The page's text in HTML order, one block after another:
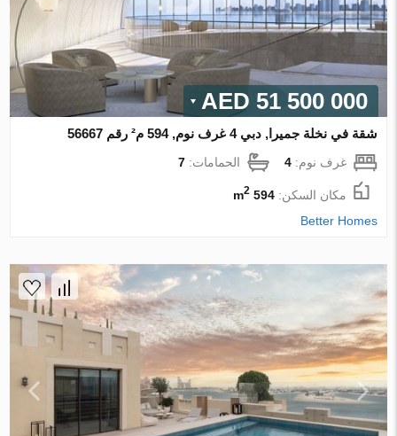
51 500 000 AED
شقة في نخلة جميرا, دبي 4 غرف نوم, 594 م² رقم 56667
غرف نوم:4 الحمامات:7
مكان السكن:594 m
2
Better Homes